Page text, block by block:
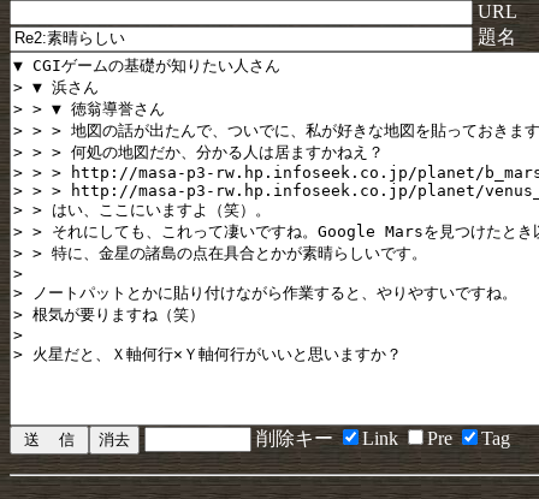
URL
題名
削除キー Link Pre Tag